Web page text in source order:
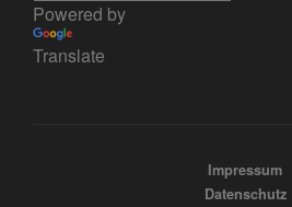
Powered by
Translate
Impressum
Datenschutz